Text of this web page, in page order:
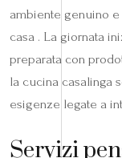
ambiente genuino
casa . La giornata
preparata con
la cucina casalinga
esigenze legate a
Servizi